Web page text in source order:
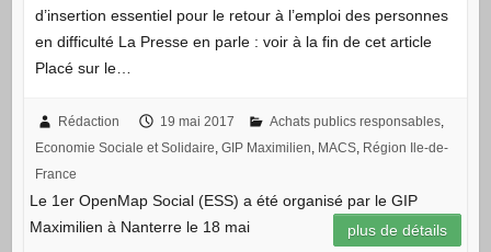
d’insertion essentiel pour le retour à l’emploi des personnes
en difficulté La Presse en parle : voir à la fin de cet article
Placé sur le…
Rédaction 19 mai 2017 Achats publics responsables,
Economie Sociale et Solidaire, GIP Maximilien, MACS, Région Ile-de-
France
Le 1er OpenMap Social (ESS) a été organisé par le GIP
Maximilien à Nanterre le 18 mai
plus de détails